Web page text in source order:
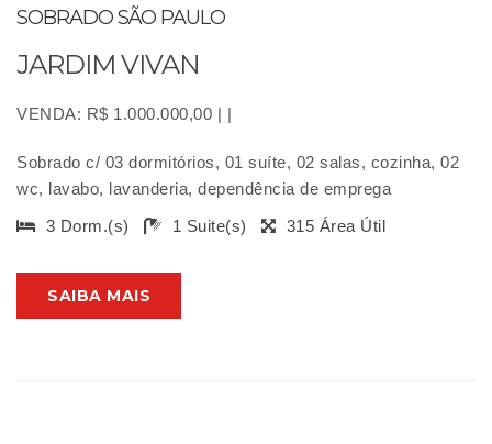
SOBRADO SÃO PAULO
JARDIM VIVAN
VENDA: R$ 1.000.000,00 | |
Sobrado c/ 03 dormitórios, 01 suíte, 02 salas, cozinha, 02
wc, lavabo, lavanderia, dependência de emprega
3 Dorm.(s)
1 Suite(s) 315 Área Útil
SAIBA MAIS